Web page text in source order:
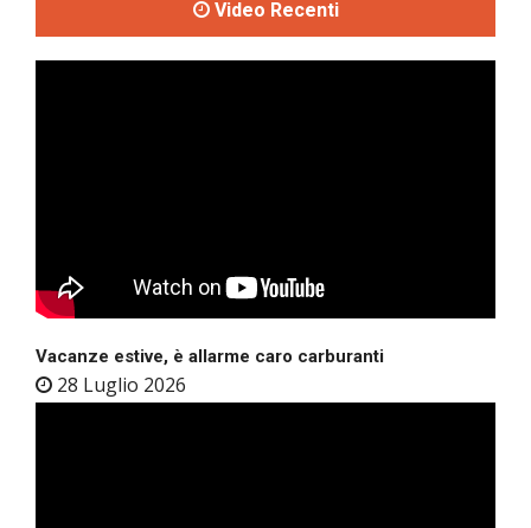
Video Recenti
Vacanze estive, è allarme caro carburanti
28 Luglio 2026